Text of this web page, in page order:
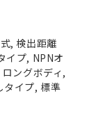
, 検出距離
イプ, NPNオ
ングボディ,
タイプ, 標準